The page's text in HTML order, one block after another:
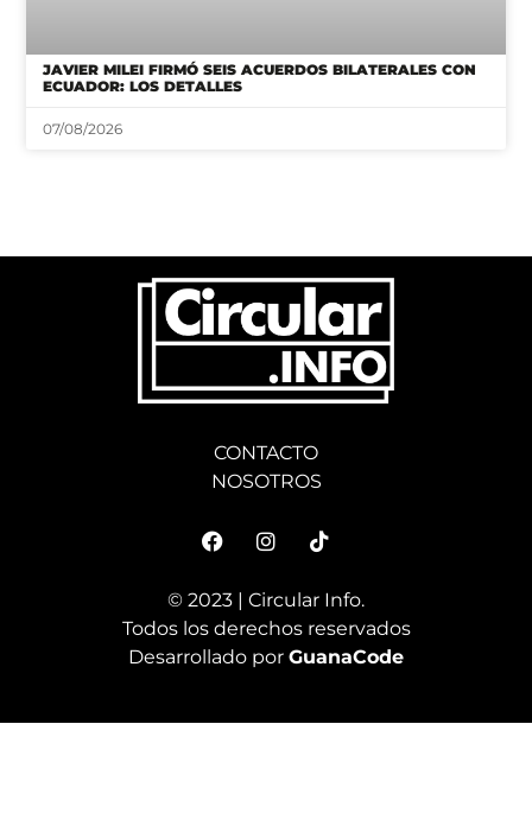
JAVIER MILEI FIRMÓ SEIS ACUERDOS BILATERALES CON
ECUADOR: LOS DETALLES
07/08/2026
CONTACTO
NOSOTROS
© 2023 | Circular Info.
Todos los derechos reservados
Desarrollado por GuanaCode